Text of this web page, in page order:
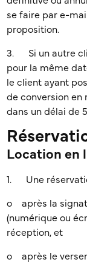
se faire par e-
proposition.
3. Si un autre
pour la même
le client ayant
de conversion
dans un délai de
Location en
1. Une
o après la
(numérique ou
réception, et
o après le